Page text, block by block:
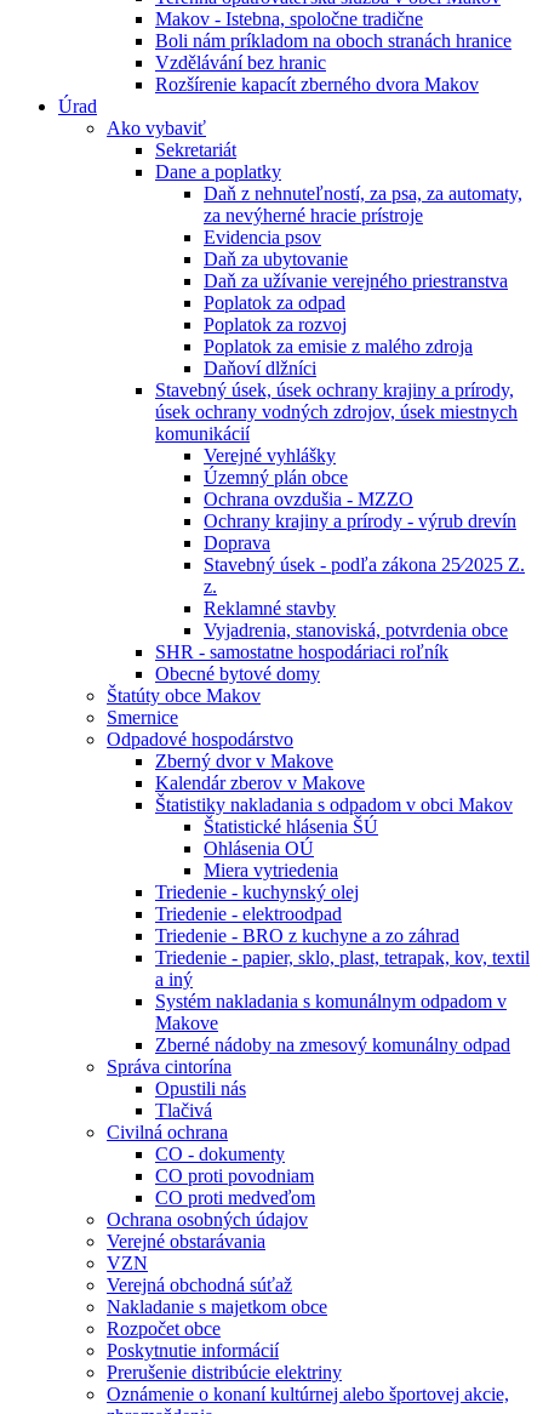
Makov - Istebna, spoločne tradične
Boli nám príkladom na oboch stranách hranice
Vzdělávání bez hranic
Rozšírenie kapacít zberného dvora Makov
Úrad
Ako vybaviť
Sekretariát
Dane a poplatky
Daň z nehnuteľností, za psa, za automaty,
za nevýherné hracie prístroje
Evidencia psov
Daň za ubytovanie
Daň za užívanie verejného priestranstva
Poplatok za odpad
Poplatok za rozvoj
Poplatok za emisie z malého zdroja
Daňoví dlžníci
Stavebný úsek, úsek ochrany krajiny a prírody,
úsek ochrany vodných zdrojov, úsek miestnych
komunikácií
Verejné vyhlášky
Územný plán obce
Ochrana ovzdušia - MZZO
Ochrany krajiny a prírody - výrub drevín
Doprava
Stavebný úsek - podľa zákona 25⁄2025 Z.
z.
Reklamné stavby
Vyjadrenia, stanoviská, potvrdenia obce
SHR - samostatne hospodáriaci roľník
Obecné bytové domy
Štatúty obce Makov
Smernice
Odpadové hospodárstvo
Zberný dvor v Makove
Kalendár zberov v Makove
Štatistiky nakladania s odpadom v obci Makov
Štatistické hlásenia ŠÚ
Ohlásenia OÚ
Miera vytriedenia
Triedenie - kuchynský olej
Triedenie - elektroodpad
Triedenie - BRO z kuchyne a zo záhrad
Triedenie - papier, sklo, plast, tetrapak, kov, textil
a iný
Systém nakladania s komunálnym odpadom v
Makove
Zberné nádoby na zmesový komunálny odpad
Správa cintorína
Opustili nás
Tlačivá
Civilná ochrana
CO - dokumenty
CO proti povodniam
CO proti medveďom
Ochrana osobných údajov
Verejné obstarávania
VZN
Verejná obchodná súťaž
Nakladanie s majetkom obce
Rozpočet obce
Poskytnutie informácií
Prerušenie distribúcie elektriny
Oznámenie o konaní kultúrnej alebo športovej akcie,